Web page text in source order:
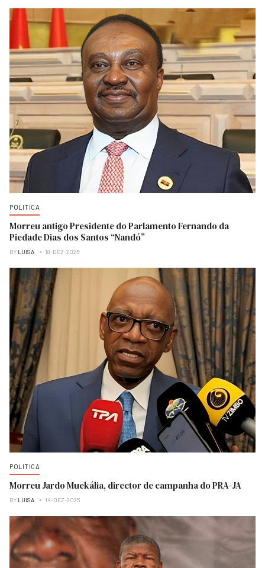
POLITICA
Morreu antigo Presidente do Parlamento Fernando da
Piedade Dias dos Santos “Nandó”
BY LUISA 18-DEZ-2025
POLITICA
Morreu Jardo Muekália, director de campanha do PRA-JA
BY LUISA 14-DEZ-2025